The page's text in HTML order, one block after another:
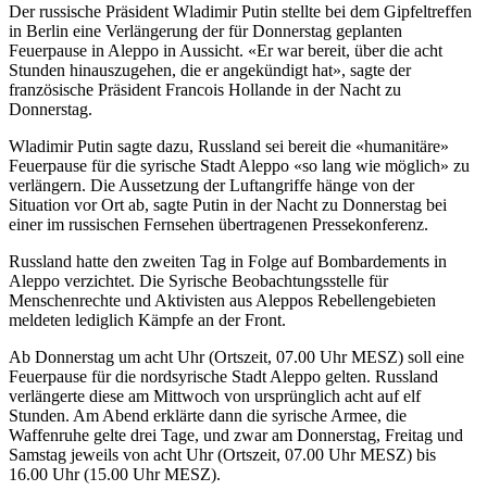
Der russische Präsident Wladimir Putin stellte bei dem Gipfeltreffen
in Berlin eine Verlängerung der für Donnerstag geplanten
Feuerpause in Aleppo in Aussicht. «Er war bereit, über die acht
Stunden hinauszugehen, die er angekündigt hat», sagte der
französische Präsident Francois Hollande in der Nacht zu
Donnerstag.
Wladimir Putin sagte dazu, Russland sei bereit die «humanitäre»
Feuerpause für die syrische Stadt Aleppo «so lang wie möglich» zu
verlängern. Die Aussetzung der Luftangriffe hänge von der
Situation vor Ort ab, sagte Putin in der Nacht zu Donnerstag bei
einer im russischen Fernsehen übertragenen Pressekonferenz.
Russland hatte den zweiten Tag in Folge auf Bombardements in
Aleppo verzichtet. Die Syrische Beobachtungsstelle für
Menschenrechte und Aktivisten aus Aleppos Rebellengebieten
meldeten lediglich Kämpfe an der Front.
Ab Donnerstag um acht Uhr (Ortszeit, 07.00 Uhr MESZ) soll eine
Feuerpause für die nordsyrische Stadt Aleppo gelten. Russland
verlängerte diese am Mittwoch von ursprünglich acht auf elf
Stunden. Am Abend erklärte dann die syrische Armee, die
Waffenruhe gelte drei Tage, und zwar am Donnerstag, Freitag und
Samstag jeweils von acht Uhr (Ortszeit, 07.00 Uhr MESZ) bis
16.00 Uhr (15.00 Uhr MESZ).